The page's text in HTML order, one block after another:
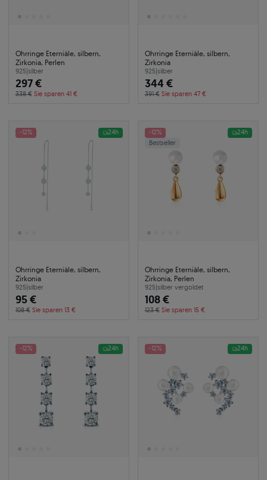
Ohrringe Eterniàle, silbern,
Zirkonia, Perlen
925|silber
297 €
338 € Sie sparen 41 €
Ohrringe Eterniàle, silbern,
Zirkonia
925|silber
344 €
391 € Sie sparen 47 €
-12% 24h
Ohrringe Eterniàle, silbern,
Zirkonia
925|silber
95 €
108 € Sie sparen 13 €
-12%
Bestseller
24h
Ohrringe Eterniàle, silbern,
Zirkonia, Perlen
925|silber vergoldet
108 €
123 € Sie sparen 15 €
-12% 24h -12% 24h